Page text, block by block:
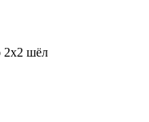
2х2 шёл